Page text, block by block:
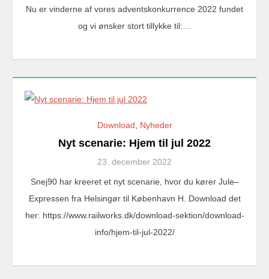
Nu er vinderne af vores adventskonkurrence 2022 fundet
og vi ønsker stort tillykke til:…
Download Nyheder
Nyt scenarie: Hjem til jul 2022
23. december 2022
Snej90 har kreeret et nyt scenarie, hvor du kører Jule–
Expressen fra Helsingør til København H. Download det
her: https://www.railworks.dk/download-sektion/download-
info/hjem-til-jul-2022/